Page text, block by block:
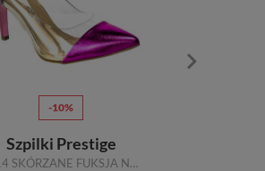
-10%
Szpilki Prestige
2214 SKÓRZANE FUKSJA NEON